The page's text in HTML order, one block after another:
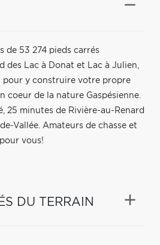
de 53 274 pieds carrés
des Lac à Donat et Lac à Julien,
pour y construire votre propre
coeur de la nature Gaspésienne.
25 minutes de Rivière-au-Renard
Vallée. Amateurs de chasse et
vous!
DU TERRAIN